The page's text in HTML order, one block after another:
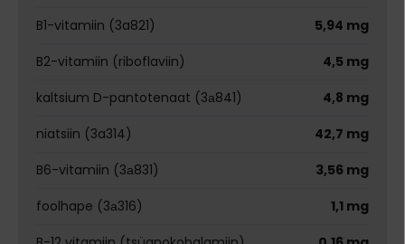
B1-vitamiin (3a821)
5,94 mg
B2-vitamiin (riboflaviin)
4,5 mg
kaltsium D-pantotenaat (3а841)
4,8 mg
niatsiin (3a314)
42,7 mg
B6-vitamiin (3а831)
3,56 mg
foolhape (3а316)
1,1 mg